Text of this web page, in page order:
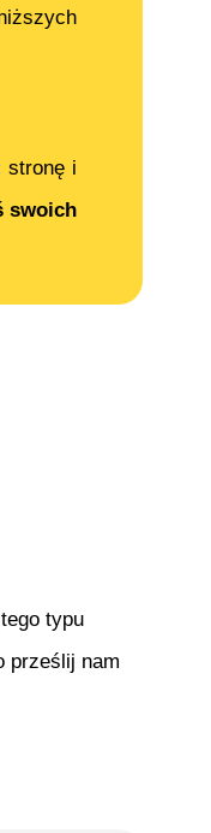
stronę i
swoich
typu
prześlij nam